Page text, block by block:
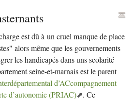
est dû à un cruel manque de place
alors même que les gouvernements
les handicapés dans uns scolarité
seine-et-marnais est le parent
d’ACcompagnement
d’autonomie (PRIAC)
. Ce